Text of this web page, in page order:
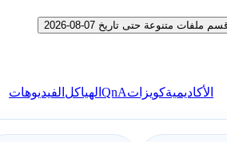
متنوعة حتى تاريخ 07-08-2026
الأكاديميةكويزاتQnA الهياكل الفيديوهات